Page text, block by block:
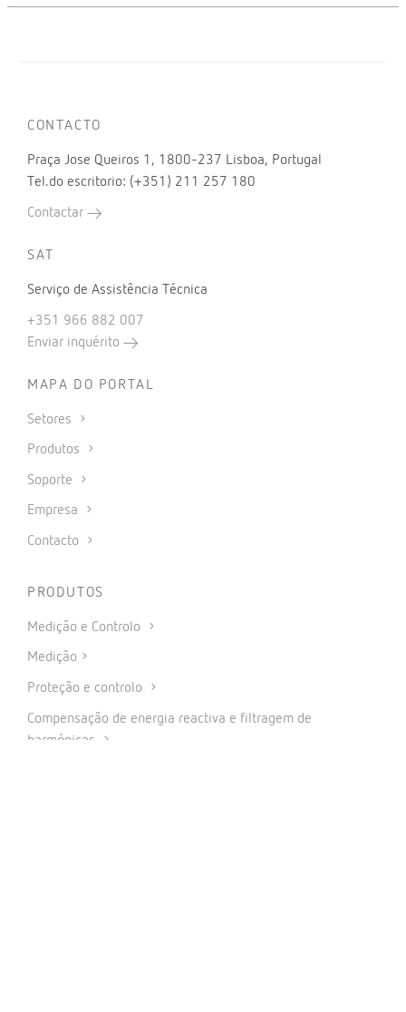
CONTACTO
Praça Jose Queiros 1, 1800-237 Lisboa, Portugal
Tel.do escritorio: (+351) 211 257 180
Contactar
SAT
Serviço de Assistência Técnica
+351 966 882 007
Enviar inquérito
MAPA DO PORTAL
Setores
Produtos
Soporte
Empresa
Contacto
PRODUTOS
Medição e Controlo
Medição
Proteção e controlo
Compensação de energia reactiva e filtragem de
harmónicas